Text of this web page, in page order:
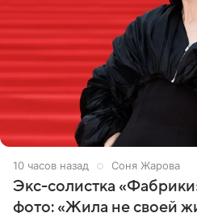
10 часов назад Соня Жарова
Экс-солистка
фото: «Жила не своей